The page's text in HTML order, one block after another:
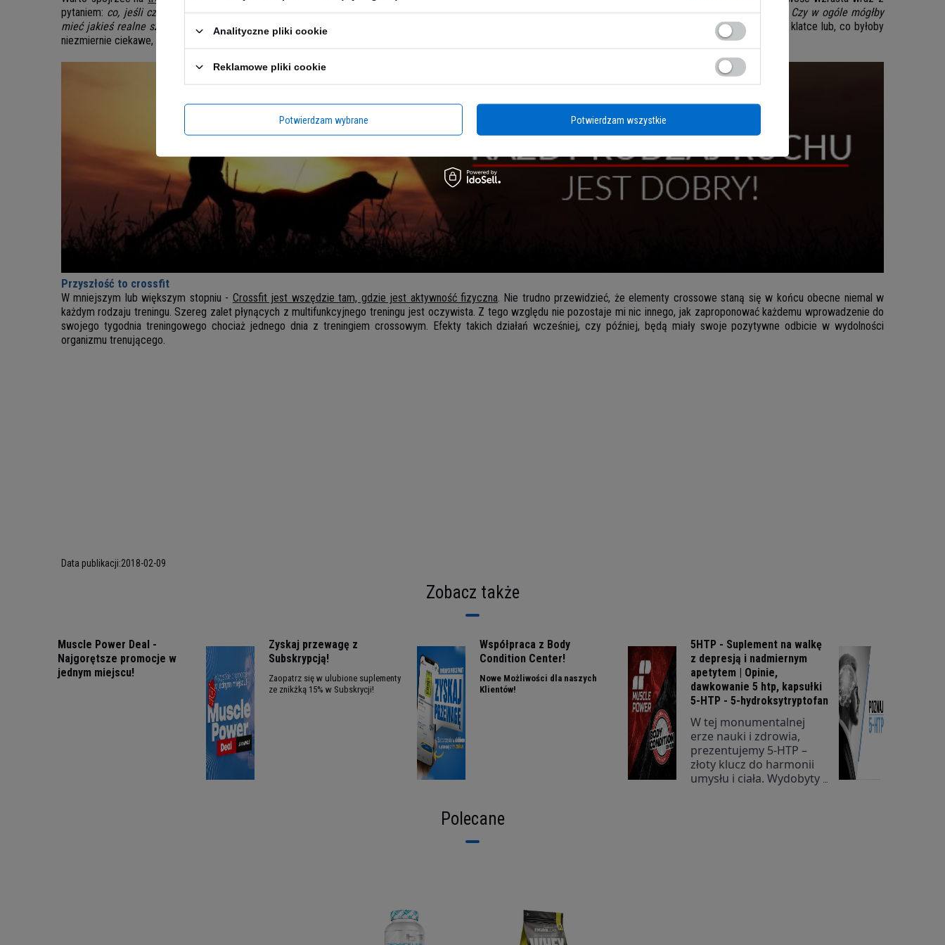
pytaniem: co, jeśli czołowy zawodnik Crossfit’u nabyłby umiejętności potrzebne do stoczenia swojej pierwszej zawodowej walki? Jak wyglądałaby jego droga. Czy w ogóle mógłby
mieć jakieś realne szanse podczas starcia wklatce?Myślę, że tak. Mam nadzieję, że kiedyś powstanie taka możliwość i zobaczymy zawodowego crossfitera w klatce lub, co byłoby
niezmiernie ciekawe, topowego zawodnika MMA, odbywającego próbę konfrontacji na zawodach crossfitowych.
Przyszłość to crossfit
W mniejszym lub większym stopniu - Crossfit jest wszędzie tam, gdzie jest aktywność fizyczna . Nie trudno przewidzieć, że elementy crossowe staną się w końcu obecne niemal w
każdym rodzaju treningu. Szereg zalet płynących z multifunkcyjnego treningu jest oczywista. Z tego względu nie pozostaje mi nic innego, jak zaproponować każdemu wprowadzenie do
swojego tygodnia treningowego chociaż jednego dnia z treningiem crossowym. Efekty takich działań wcześniej, czy później, będą miały swoje pozytywne odbicie w wydolności
organizmu trenującego.
Data publikacji:2018-02-09
Zobacz także
Muscle Power Deal -
Najgorętsze promocje w
jednym miejscu!
Zyskaj przewagę z
Subskrypcją!
Zaopatrz się w ulubione suplementy
ze znikżką 15% w Subskrycji!
Współpraca z Body
Condition Center!
Nowe Możliwości dla naszych
Klientów!
5HTP - Suplement na walkę
z depresją i nadmiernym
apetytem | Opinie,
dawkowanie 5 htp, kapsułki
5-HTP - 5-hydroksytryptofan
W tej monumentalnej
erze nauki i zdrowia,
prezentujemy 5-HTP –
złoty klucz do harmonii
umysłu i ciała. Wydobyty z
Polecane
Analityczne pliki cookie
Reklamowe pliki cookie
Potwierdzam wybrane Potwierdzam wszystkie